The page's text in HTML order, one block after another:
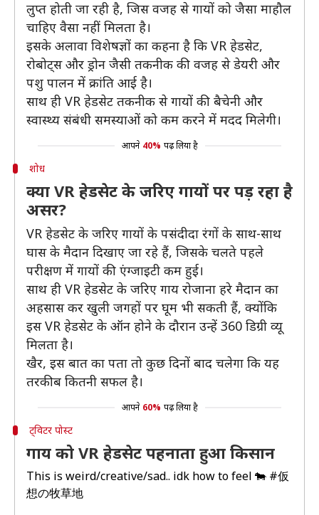
लुप्त होती जा रही है, जिस वजह से गायों को जैसा माहौल
चाहिए वैसा नहीं मिलता है।
इसके अलावा विशेषज्ञों का कहना है कि VR हेडसेट,
रोबोट्स और ड्रोन जैसी तकनीक की वजह से डेयरी और
पशु पालन में क्रांति आई है।
साथ ही VR हेडसेट तकनीक से गायों की बैचेनी और
स्वास्थ्य संबंधी समस्याओं को कम करने में मदद मिलेगी।
आपने 40% पढ़ लिया है
शोध
क्या VR हेडसेट के जरिए गायों पर पड़ रहा है
असर?
VR हेडसेट के जरिए गायों के पसंदीदा रंगों के साथ-साथ
घास के मैदान दिखाए जा रहे हैं, जिसके चलते पहले
परीक्षण में गायों की एंग्जाइटी कम हुई।
साथ ही VR हेडसेट के जरिए गाय रोजाना हरे मैदान का
अहसास कर खुली जगहों पर घूम भी सकती हैं, क्योंकि
इस VR हेडसेट के ऑन होने के दौरान उन्हें 360 डिग्री व्यू
मिलता है।
खैर, इस बात का पता तो कुछ दिनों बाद चलेगा कि यह
तरकीब कितनी सफल है।
आपने 60% पढ़ लिया है
ट्विटर पोस्ट
गाय को VR हेडसेट पहनाता हुआ किसान
This is weird/creative/sad.. idk how to feel 🐄 #仮
想の牧草地